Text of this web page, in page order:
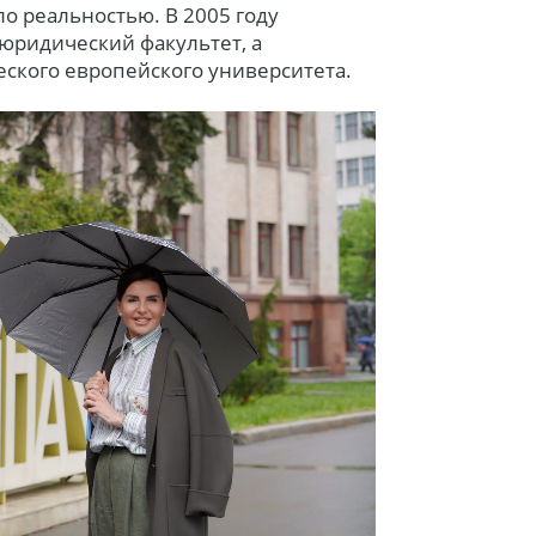
реальностью. В 2005 году
факультет, а
европейского университета.